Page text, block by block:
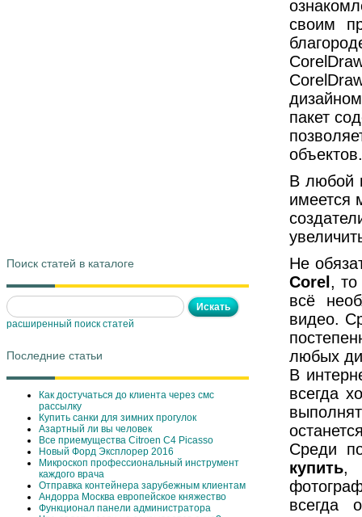
Поиск статей в каталоге
расширенный поиск статей
Последние статьи
Как достучаться до клиента через смс
рассылку
Купить санки для зимних прогулок
Азартный ли вы человек
Все приемущества Сitroen C4 Picasso
Новый Форд Эксплорер 2016
Микроскоп профессиональный инструмент
каждого врача
Отправка контейнера зарубежным клиентам
Андорра Москва европейское княжество
Функционал панели администратора
своим
пакет
объектов.
В любой
имеется
Не
Corel, то
всё
видео.
любых
В
всегда
Среди
купить,
всегда